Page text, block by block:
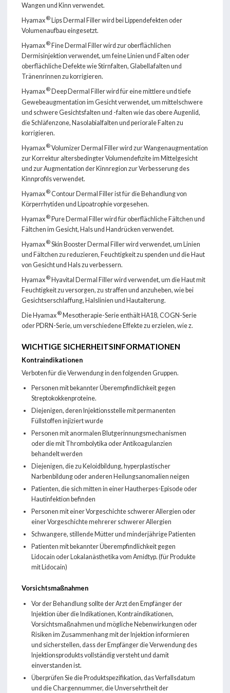
Wangen und Kinn verwendet.
Hyamax® Lips Dermal Filler wird bei Lippendefekten oder
Volumenaufbau eingesetzt.
Hyamax® Fine Dermal Filler wird zur oberflächlichen
Dermisinjektion verwendet, um feine Linien und Falten oder
oberflächliche Defekte wie Stirnfalten, Glabellafalten und
Tränenrinnen zu korrigieren.
Hyamax® Deep Dermal Filler wird für eine mittlere und tiefe
Gewebeaugmentation im Gesicht verwendet, um mittelschwere
und schwere Gesichtsfalten und -falten wie das obere Augenlid,
die Schläfenzone, Nasolabialfalten und periorale Falten zu
korrigieren.
Hyamax®Volumizer Dermal Filler wird zur Wangenaugmentation
zur Korrektur altersbedingter Volumendefizite im Mittelgesicht
und zur Augmentation der Kinnregion zur Verbesserung des
Kinnprofils verwendet.
Hyamax®Contour Dermal Filler ist für die Behandlung von
Körperrhytiden und Lipoatrophie vorgesehen.
Hyamax® Pure Dermal Filler wird für oberflächliche Fältchen und
Fältchen im Gesicht, Hals und Handrücken verwendet.
Hyamax®Skin Booster Dermal Filler wird verwendet, um Linien
und Fältchen zu reduzieren, Feuchtigkeit zu spenden und die Haut
von Gesicht und Hals zu verbessern.
Hyamax® Hyavital Dermal Filler wird verwendet, um die Haut mit
Feuchtigkeit zu versorgen, zu straffen und anzuheben, wie bei
Gesichtserschlaffung, Halslinien und Hautalterung.
Die Hyamax® Mesotherapie-Serie enthält HA18, COGN-Serie
oder PDRN-Serie, um verschiedene Effekte zu erzielen, wie z.
WICHTIGE SICHERHEITSINFORMATIONEN
Kontraindikationen
Verboten für die Verwendung in den folgenden Gruppen.
Personen mit bekannter Überempfindlichkeit gegen
Streptokokkenproteine.
Diejenigen, deren Injektionsstelle mit permanenten
Füllstoffen injiziert wurde
Personen mit anormalen Blutgerinnungsmechanismen
oder die mit Thrombolytika oder Antikoagulanzien
behandelt werden
Diejenigen, die zu Keloidbildung, hyperplastischer
Narbenbildung oder anderen Heilungsanomalien neigen
Patienten, die sich mitten in einer Hautherpes-Episode oder
Hautinfektion befinden
Personen mit einer Vorgeschichte schwerer Allergien oder
einer Vorgeschichte mehrerer schwerer Allergien
Schwangere, stillende Mütter und minderjährige Patienten
Patienten mit bekannter Überempfindlichkeit gegen
Lidocain oder Lokalanästhetika vom Amidtyp. (für Produkte
mit Lidocain)
Vorsichtsmaßnahmen
Vor der Behandlung sollte der Arzt den Empfänger der
Injektion über die Indikationen, Kontraindikationen,
Vorsichtsmaßnahmen und mögliche Nebenwirkungen oder
Risiken im Zusammenhang mit der Injektion informieren
und sicherstellen, dass der Empfänger die Verwendung des
Injektionsprodukts vollständig versteht und damit
einverstanden ist.
Überprüfen Sie die Produktspezifikation, das Verfallsdatum
und die Chargennummer, die Unversehrtheit der